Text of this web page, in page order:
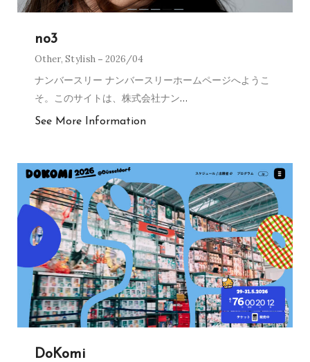
no3
Other,Stylish 2026/04
ナンバースリー ナンバースリーホームページへようこ
そ。このサイトは、株式会社ナン…
See More Information
DoKomi